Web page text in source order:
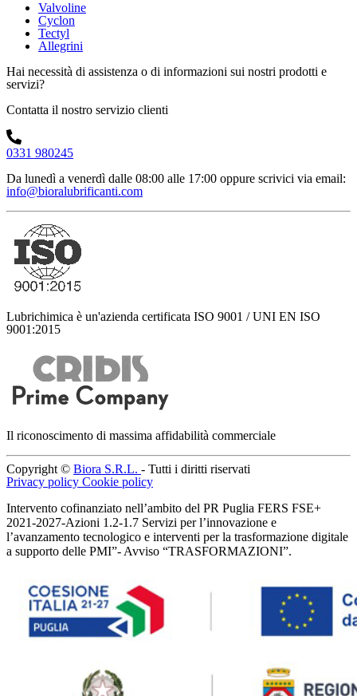
Valvoline
Cyclon
Tectyl
Allegrini
Hai necessità di assistenza o di informazioni sui nostri prodotti e
servizi?
Contatta il nostro servizio clienti
0331 980245
Da lunedì a venerdì dalle 08:00 alle 17:00 oppure scrivici via email:
info@bioralubrificanti.com
Lubrichimica è un'azienda certificata ISO 9001 / UNI EN ISO
9001:2015
Il riconoscimento di massima affidabilità commerciale
Copyright © Biora S.R.L. - Tutti i diritti riservati
Privacy policy Cookie policy
Intervento cofinanziato nell’ambito del PR Puglia FERS FSE+
2021-2027-Azioni 1.2-1.7 Servizi per l’innovazione e
l’avanzamento tecnologico e interventi per la trasformazione digitale
a supporto delle PMI”- Avviso “TRASFORMAZIONI”.